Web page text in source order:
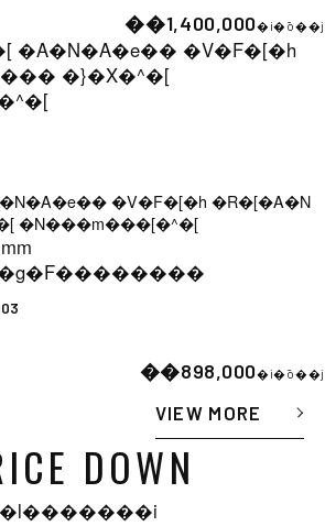
��1,400,000�i�ō��j
�V�F�[�h �R�[�A�N
�N���m���[�^�[
��������
��898,000�i�ō��j
VIEW MORE
DOWN
�l�������i